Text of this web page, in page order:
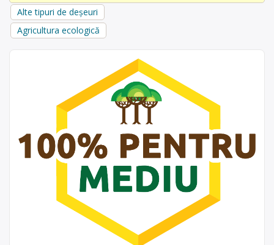
Alte tipuri de deșeuri
Agricultura ecologică